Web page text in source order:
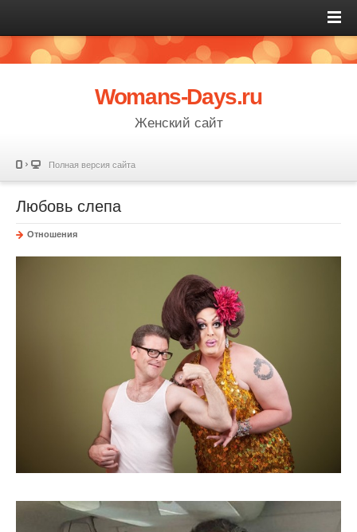
Womans-Days.ru
Женский сайт
Полная версия сайта
Любовь слепа
Отношения